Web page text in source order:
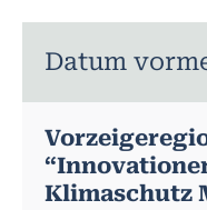
Datum
Klimaschutz